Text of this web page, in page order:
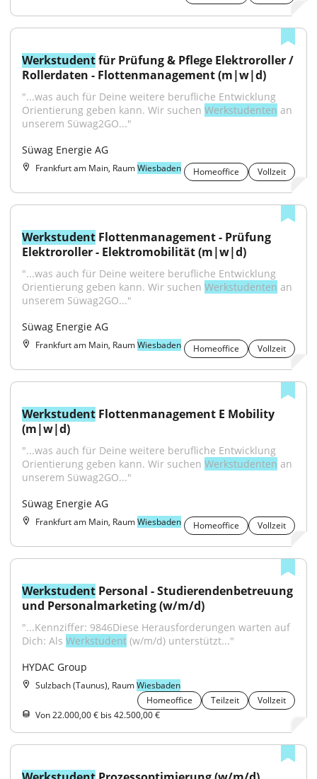
Werkstudent für Prüfung & Pflege Elektroroller /
Rollerdaten - Flottenmanagement (m|w|d)
"...was auch für Deine weitere berufliche Entwicklung
Orientierung geben kann. Wir suchen Werkstudenten an
unserem Süwag2GO..."
Süwag Energie AG
Frankfurt am Main, RaumWiesbaden Homeoffice Vollzeit
Werkstudent Flottenmanagement - Prüfung
Elektroroller - Elektromobilität (m|w|d)
"...was auch für Deine weitere berufliche Entwicklung
Orientierung geben kann. Wir suchen Werkstudenten an
unserem Süwag2GO..."
Süwag Energie AG
Frankfurt am Main, RaumWiesbaden Homeoffice Vollzeit
Werkstudent Flottenmanagement E Mobility
(m|w|d)
"...was auch für Deine weitere berufliche Entwicklung
Orientierung geben kann. Wir suchen Werkstudenten an
unserem Süwag2GO..."
Süwag Energie AG
Frankfurt am Main, RaumWiesbaden Homeoffice Vollzeit
Werkstudent Personal - Studierendenbetreuung
und Personalmarketing (w/m/d)
"...Kennziffer: 9846Diese Herausforderungen warten auf
Dich: Als Werkstudent (w/m/d) unterstützt..."
HYDAC Group
Sulzbach (Taunus), RaumWiesbaden
Homeoffice
Teilzeit
Vollzeit
Von 22.000,00 € bis 42.500,00 €